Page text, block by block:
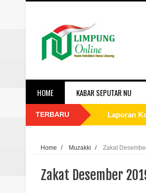
HOME KABAR SEPUTAR NU
TERBARU Laporan
Laporan
Home / Muzakki / Zakat
Zakat Desember